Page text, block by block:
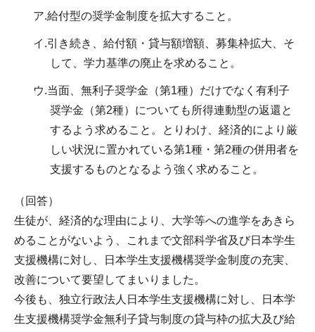
ア.給付型の奨学金制度を拡大すること。
イ.引き続き、給付額・貸与額増額、募集枠拡大、そ
して、学力基準の廃止を求めること。
ウ.当面、無利子奨学金（第1種）だけでなく有利子
奨学金（第2種）についても所得連動型の返還と
するよう求めること。とりわけ、経済的により厳
しい状況に置かれている第1種・第2種の併用者を
支援するものとなるよう強く求めること。
（回答）
生徒が、経済的な理由により、大学等への進学をあきら
めることがないよう、これまで文部科学省及び日本学生
支援機構に対し、日本学生支援機構奨学金制度の充実、
改善について要望してまいりました。
今後も、独立行政法人日本学生支援機構に対し、日本学
生支援機構奨学金無利子貸与制度の貸与枠の拡大及び給